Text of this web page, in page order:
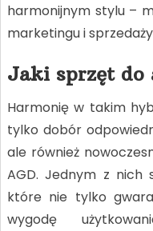
harmonijnym stylu –
marketingu i
Jaki sprzęt do
Harmonię w takim
tylko dobór
ale również
AGD. Jednym z nich
które nie tylko
wygodę